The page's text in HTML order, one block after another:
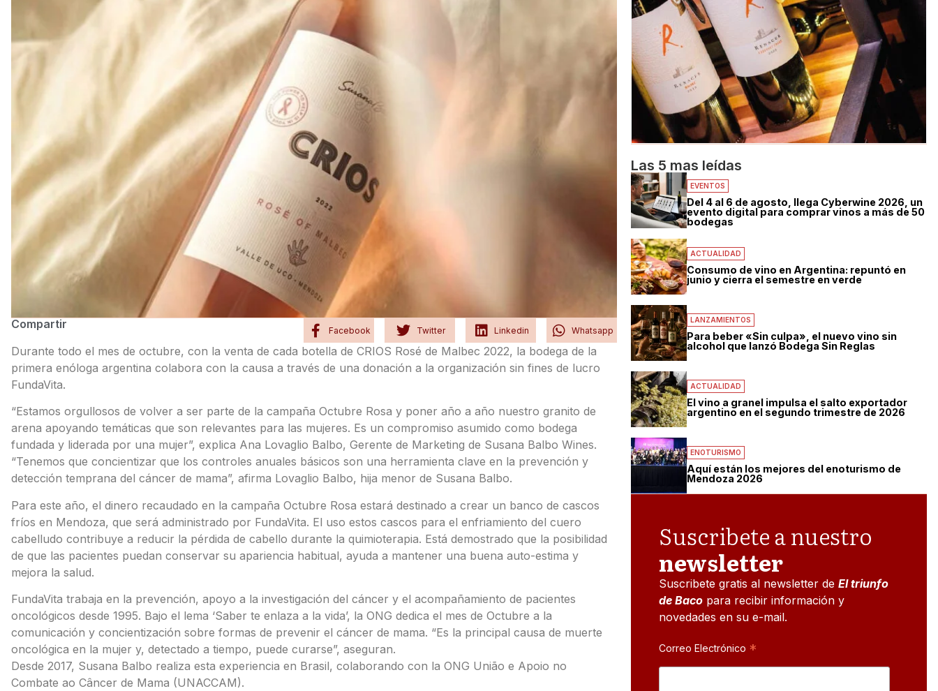
Compartir Facebook Twitter Linkedin Whatsapp
Durante todo el mes de octubre, con la venta de cada botella de CRIOS Rosé de Malbec 2022, la bodega de la
primera enóloga argentina colabora con la causa a través de una donación a la organización sin fines de lucro
FundaVita.
“Estamos orgullosos de volver a ser parte de la campaña Octubre Rosa y poner año a año nuestro granito de
arena apoyando temáticas que son relevantes para las mujeres. Es un compromiso asumido como bodega
fundada y liderada por una mujer”, explica Ana Lovaglio Balbo, Gerente de Marketing de Susana Balbo Wines.
“Tenemos que concientizar que los controles anuales básicos son una herramienta clave en la prevención y
detección temprana del cáncer de mama”, afirma Lovaglio Balbo, hija menor de Susana Balbo.
Para este año, el dinero recaudado en la campaña Octubre Rosa estará destinado a crear un banco de cascos
fríos en Mendoza, que será administrado por FundaVita. El uso estos cascos para el enfriamiento del cuero
cabelludo contribuye a reducir la pérdida de cabello durante la quimioterapia. Está demostrado que la posibilidad
de que las pacientes puedan conservar su apariencia habitual, ayuda a mantener una buena auto-estima y
mejora la salud.
FundaVita trabaja en la prevención, apoyo a la investigación del cáncer y el acompañamiento de pacientes
oncológicos desde 1995. Bajo el lema ‘Saber te enlaza a la vida’, la ONG dedica el mes de Octubre a la
comunicación y concientización sobre formas de prevenir el cáncer de mama. “Es la principal causa de muerte
oncológica en la mujer y, detectado a tiempo, puede curarse”, aseguran.
Desde 2017, Susana Balbo realiza esta experiencia en Brasil, colaborando con la ONG União e Apoio no
Combate ao Câncer de Mama (UNACCAM).
Las 5 mas leídas
EVENTOS
Del 4 al 6 de agosto, llega Cyberwine 2026, un
evento digital para comprar vinos a más de 50
bodegas
ACTUALIDAD
Consumo de vino en Argentina: repuntó en
junio y cierra el semestre en verde
LANZAMIENTOS
Para beber «Sin culpa», el nuevo vino sin
alcohol que lanzó Bodega Sin Reglas
ACTUALIDAD
El vino a granel impulsa el salto exportador
argentino en el segundo trimestre de 2026
ENOTURISMO
Aquí están los mejores del enoturismo de
Mendoza 2026
Suscribete a nuestro
newsletter
Suscribete gratis al newsletter deEl triunfo
de Baco para recibir información y
novedades en su e-mail.
Correo Electrónico *